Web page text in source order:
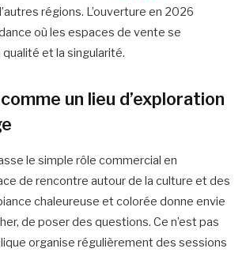
régions. L’ouverture en 2026
où les espaces de vente se
et la singularité.
un lieu d’exploration
le simple rôle commercial en
de rencontre autour de la culture et des
chaleureuse et colorée donne envie
de poser des questions. Ce n’est pas
organise régulièrement des sessions